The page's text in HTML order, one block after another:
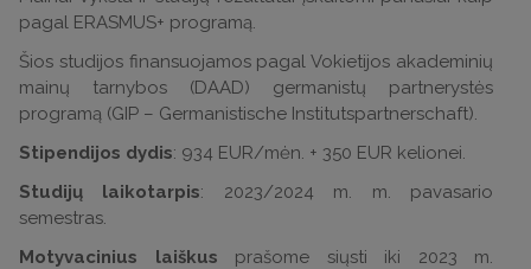
pagal ERASMUS+ programą.
Šios studijos finansuojamos pagal Vokietijos akademinių
mainų tarnybos (DAAD) germanistų partnerystės
programą (GIP – Germanistische Institutspartnerschaft).
Stipendijos dydis: 934 EUR/mėn. + 350 EUR kelionei.
Studijų laikotarpis: 2023/2024 m. m. pavasario
semestras.
Motyvacinius laiškus prašome siųsti iki 2023 m.